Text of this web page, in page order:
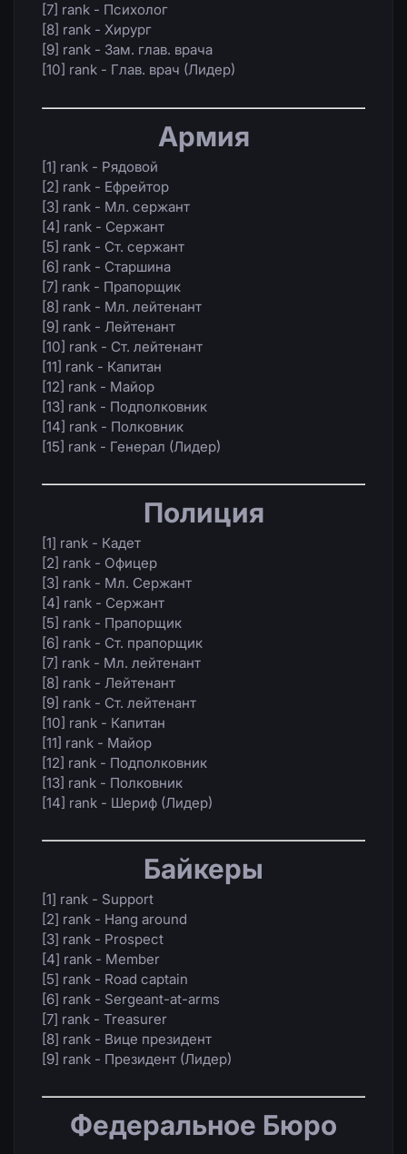
[7] rank - Психолог
[8] rank - Хирург
[9] rank - Зам. глав. врача
[10] rank - Глав. врач (Лидер)
Армия
[1] rank - Рядовой
[2] rank - Ефрейтор
[3] rank - Мл. сержант
[4] rank - Сержант
[5] rank - Ст. сержант
[6] rank - Старшина
[7] rank - Прапорщик
[8] rank - Мл. лейтенант
[9] rank - Лейтенант
[10] rank - Ст. лейтенант
[11] rank - Капитан
[12] rank - Майор
[13] rank - Подполковник
[14] rank - Полковник
[15] rank - Генерал (Лидер)
Полиция
[1] rank - Кадет
[2] rank - Офицер
[3] rank - Мл. Сержант
[4] rank - Сержант
[5] rank - Прапорщик
[6] rank - Ст. прапорщик
[7] rank - Мл. лейтенант
[8] rank - Лейтенант
[9] rank - Ст. лейтенант
[10] rank - Капитан
[11] rank - Майор
[12] rank - Подполковник
[13] rank - Полковник
[14] rank - Шериф (Лидер)
Байкеры
[1] rank - Support
[2] rank - Hang around
[3] rank - Prospect
[4] rank - Member
[5] rank - Road captain
[6] rank - Sergeant-at-arms
[7] rank - Treasurer
[8] rank - Вице президент
[9] rank - Президент (Лидер)
Федеральное Бюро